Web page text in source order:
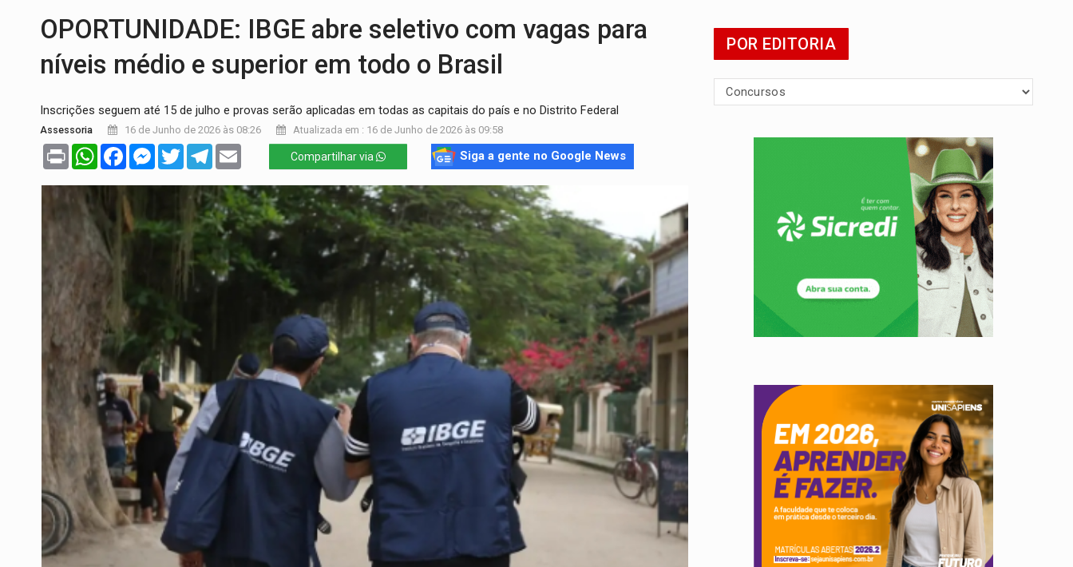
OPORTUNIDADE: IBGE abre seletivo com vagas para
níveis médio e superior em todo o Brasil
Inscrições seguem até 15 de julho e provas serão aplicadas em todas as capitais do país e no Distrito Federal
Assessoria 16 de Junho de 2026 às 08:26 Atualizada em : 16 de Junho de 2026 às 09:58
Print WhatsAppFacebookMessenger
TwitterTelegram Compartilhar via Siga a gente no Google News
POR EDITORIA